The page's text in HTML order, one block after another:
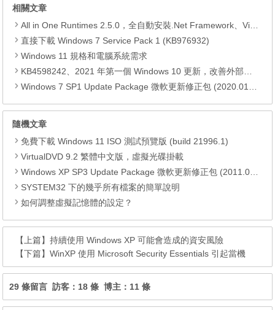
相關文章
All in One Runtimes 2.5.0，全自動安裝.Net Framework、Visual C++、DirectX、Flash Player、JRE
直接下載 Windows 7 Service Pack 1 (KB976932)
Windows 11 規格和電腦系統需求
KB4598242、2021 年第一個 Windows 10 更新，改善外部裝置安全性、解決HTTPS安全漏洞、印表機呼叫(RPC)漏洞
Windows 7 SP1 Update Package 微軟更新修正包 (2020.01月份)
隨機文章
免費下載 Windows 11 ISO 測試預覽版 (build 21996.1)
VirtualDVD 9.2 繁體中文版，虛擬光碟掛載
Windows XP SP3 Update Package 微軟更新修正包 (2011.04月份)
SYSTEM32 下的幾乎所有檔案的簡單說明
如何調整虛擬記憶體的設定？
【上篇】持續使用 Windows XP 可能會造成的資安風險
【下篇】WinXP 使用 Microsoft Security Essentials 引起當機
29 條留言 訪客：18 條 博主：11 條